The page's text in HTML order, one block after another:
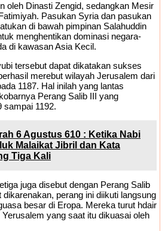
oleh Dinasti Zengid, sedangkan Mesir
Pasukan Syria dan pasukan
di bawah pimpinan Salahuddin
menghentikan dominasi negara-
di kawasan Asia Kecil.
tersebut dapat dikatakan sukses
merebut wilayah Jerusalem dari
1187. Hal inilah yang lantas
Perang Salib III yang
sampai 1192.
6 Agustus 610 : Ketika Nabi
Malaikat Jibril dan Kata
Tiga Kali
juga disebut dengan Perang Salib
perang ini diikuti langsung
besar di Eropa. Mereka turut hdair
yang saat itu dikuasai oleh